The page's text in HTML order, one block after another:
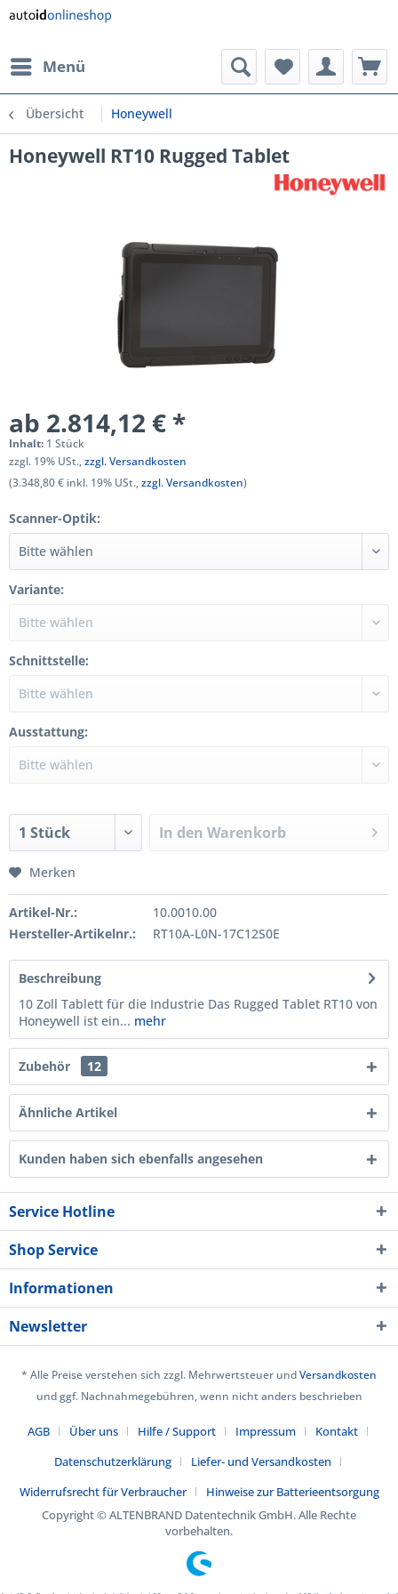
Menü
Übersicht Honeywell
Honeywell RT10 Rugged Tablet
ab 2.814,12 € *
Inhalt: 1 Stück
zzgl. 19% USt.,zzgl. Versandkosten
(3.348,80 € inkl. 19% USt.,zzgl. Versandkosten)
Scanner-Optik:
Variante:
Schnittstelle:
Ausstattung:
In den Warenkorb
Merken
Artikel-Nr.:
10.0010.00
Hersteller-Artikelnr.:
RT10A-L0N-17C12S0E
Beschreibung
10 Zoll Tablett für die Industrie Das Rugged Tablet RT10 von
Honeywell ist ein... mehr
Zubehör 12
Ähnliche Artikel
Kunden haben sich ebenfalls angesehen
Service Hotline
Shop Service
Informationen
Newsletter
* Alle Preise verstehen sich zzgl. Mehrwertsteuer undVersandkosten
und ggf. Nachnahmegebühren, wenn nicht anders beschrieben
AGB Über uns Hilfe / Support Impressum
Kontakt
Datenschutzerklärung
Liefer- und Versandkosten
Widerrufsrecht für Verbraucher
Hinweise zur Batterieentsorgung
Copyright © ALTENBRAND Datentechnik GmbH. Alle Rechte
vorbehalten.